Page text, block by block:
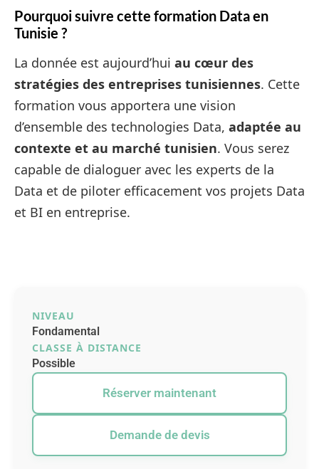
Pourquoi suivre cette formation Data en
Tunisie ?
La donnée est aujourd’hui au cœur des
stratégies des entreprises tunisiennes. Cette
formation vous apportera une vision
d’ensemble des technologies Data, adaptée au
contexte et au marché tunisien. Vous serez
capable de dialoguer avec les experts de la
Data et de piloter efficacement vos projets Data
et BI en entreprise.
NIVEAU
Fondamental
CLASSE À DISTANCE
Possible
Réserver maintenant
Demande de devis